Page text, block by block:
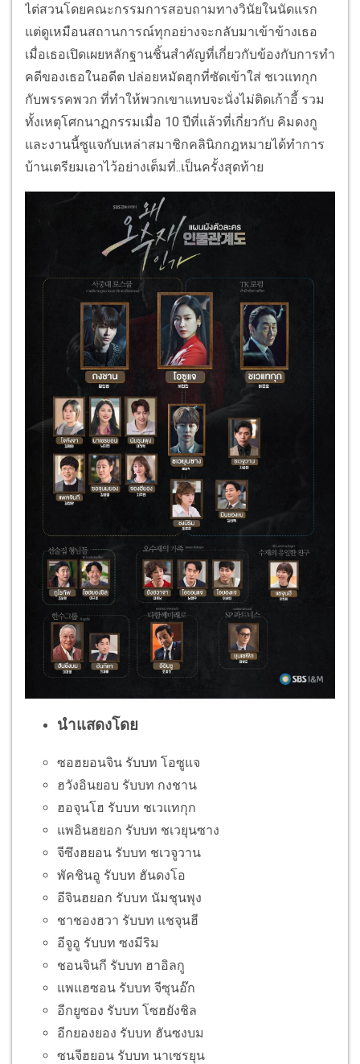
ไต่สวนโดยคณะกรรมการสอบถามทางวินัยในนัดแรก
แต่ดูเหมือนสถานการณ์ทุกอย่างจะกลับมาเข้าข้างเธอ
เมื่อเธอเปิดเผยหลักฐานชิ้นสำคัญที่เกี่ยวกับข้องกับการทำ
คดีของเธอในอดีต ปล่อยหมัดฮุกที่ซัดเข้าใส่ ชเวแทกุก
กับพรรคพวก ที่ทำให้พวกเขาแทบจะนั่งไม่ติดเก้าอี้ รวม
ทั้งเหตุโศกนาฏกรรมเมื่อ 10 ปีที่แล้วที่เกี่ยวกับ คิมดงกู
และงานนี้ซูแจกับเหล่าสมาชิกคลินิกกฎหมายได้ทำการ
บ้านเตรียมเอาไว้อย่างเต็มที่..เป็นครั้งสุดท้าย
นำแสดงโดย
ซอฮยอนจิน รับบท โอซูแจ
ฮวังอินยอบ รับบท กงชาน
ฮอจุนโฮ รับบท ชเวแทกุก
แพอินฮยอก รับบท ชเวยุนซาง
จีซึงฮยอน รับบท ชเวจูวาน
พัคชินอู รับบท ฮันดงโอ
อีจินฮยอก รับบท นัมชุนพุง
ชาชองฮวา รับบท แชจุนฮี
อีจูอู รับบท ซงมีริม
ชอนจินกี รับบท ฮาอิลกู
แพแฮซอน รับบท จีซุนอ๊ก
อีกยูซอง รับบท โซฮยังชิล
อีกยองยอง รับบท ฮันซงบม
ซนจีฮยอน รับบท นาเซรยุน